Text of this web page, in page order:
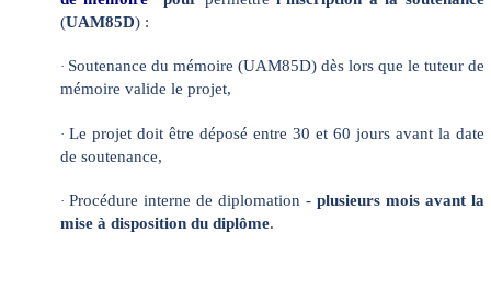
(UAM85D) :
· Soutenance du mémoire (UAM85D) dès lors que le tuteur de
mémoire valide le projet,
· Le projet doit être déposé entre 30 et 60 jours avant la date
de soutenance,
· Procédure interne de diplomation - plusieurs mois avant la
mise à disposition du diplôme.